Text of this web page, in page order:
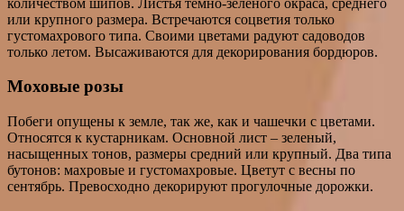
или крупного размера. Встречаются соцветия только
густомахрового типа. Своими цветами радуют садоводов
только летом. Высаживаются для декорирования бордюров.
Моховые розы
Побеги опущены к земле, так же, как и чашечки с цветами.
Относятся к кустарникам. Основной лист – зеленый,
насыщенных тонов, размеры средний или крупный. Два типа
бутонов: махровые и густомахровые. Цветут с весны по
сентябрь. Превосходно декорируют прогулочные дорожки.